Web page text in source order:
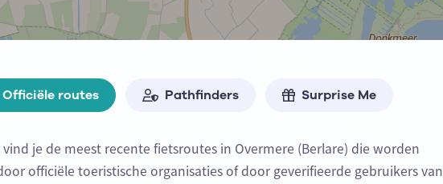
Officiële routes Pathfinders Surprise Me
je de meest recente fietsroutes in Overmere (Berlare) die worden
officiële toeristische organisaties of door geverifieerde gebruikers van